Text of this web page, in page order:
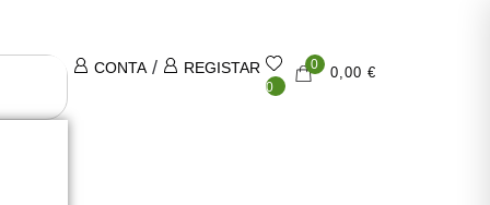
CONTA / REGISTAR
0
0 0,00 €